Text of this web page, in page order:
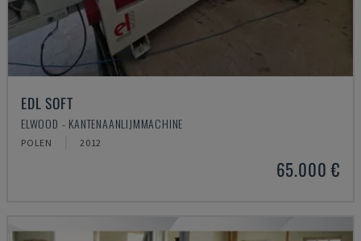
EDL SOFT
ELWOOD - KANTENAANLIJMMACHINE
POLEN 2012
65.000 €